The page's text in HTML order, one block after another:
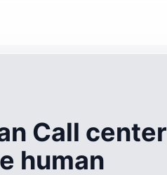
Call center
human